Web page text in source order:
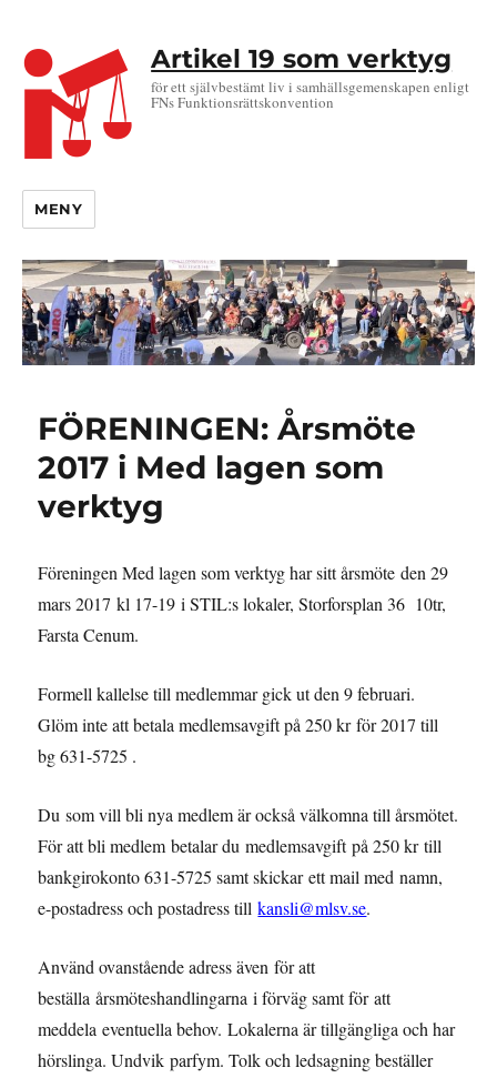
Artikel 19 som verktyg
för ett självbestämt liv i samhällsgemenskapen enligt
FNs Funktionsrättskonvention
MENY
FÖRENINGEN: Årsmöte
2017 i Med lagen som
verktyg
Föreningen Med lagen som verktyg har sitt årsmöte den 29
mars 2017 kl 17-19 i STIL:s lokaler, Storforsplan 36 10tr,
Farsta Cenum.
Formell kallelse till medlemmar gick ut den 9 februari.
Glöm inte att betala medlemsavgift på 250 kr för 2017 till
bg 631-5725 .
Du som vill bli nya medlem är också välkomna till årsmötet.
För att bli medlem betalar du medlemsavgift på 250 kr till
bankgirokonto 631-5725 samt skickar ett mail med namn,
e-postadress och postadress tillkansli@mlsv.se.
Använd ovanstående adress även för att
beställa årsmöteshandlingarna i förväg samt för att
meddela eventuella behov. Lokalerna är tillgängliga och har
hörslinga. Undvik parfym. Tolk och ledsagning beställer